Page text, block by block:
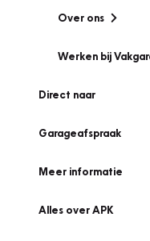
Over ons
Werken bij
Direct naar
Garageafspraak
Meer informatie
Alles over APK